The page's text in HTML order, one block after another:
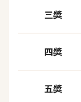
三獎
四獎
五獎